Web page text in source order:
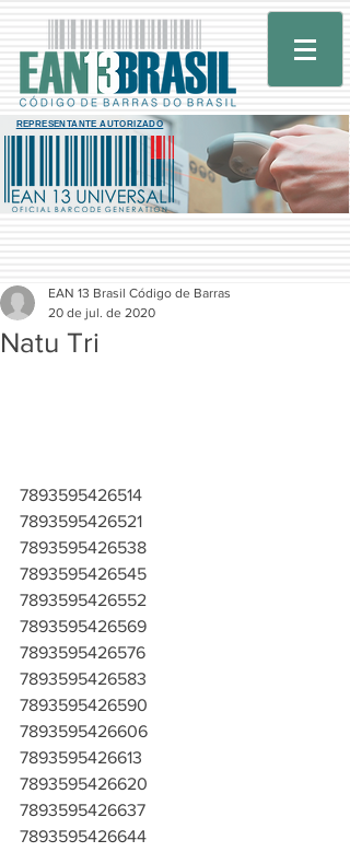
REPRESENTANTE AUTORIZADO
Natu Tri
EAN 13 Brasil Código de Barras
20 de jul. de 2020
7893595426514
7893595426521
7893595426538
7893595426545
7893595426552
7893595426569
7893595426576
7893595426583
7893595426590
7893595426606
7893595426613
7893595426620
7893595426637
7893595426644